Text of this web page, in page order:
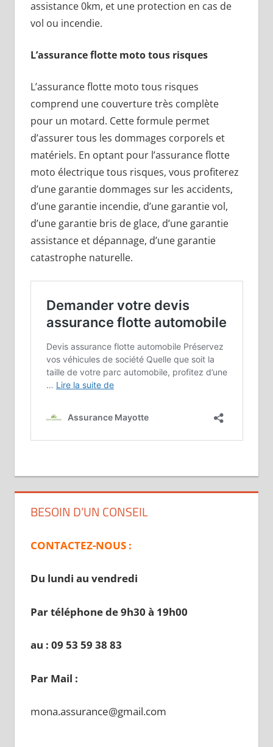
assistance 0km, et une protection en cas de
vol ou incendie.
L’assurance flotte moto tous risques
L’assurance flotte moto tous risques
comprend une couverture très complète
pour un motard. Cette formule permet
d’assurer tous les dommages corporels et
matériels. En optant pour l’assurance flotte
moto électrique tous risques, vous profiterez
d’une garantie dommages sur les accidents,
d’une garantie incendie, d’une garantie vol,
d’une garantie bris de glace, d’une garantie
assistance et dépannage, d’une garantie
catastrophe naturelle.
BESOIN D’UN CONSEIL
CONTACTEZ-NOUS :
Du lundi au vendredi
Par téléphone de 9h30 à 19h00
au : 09 53 59 38 83
Par Mail :
mona.assurance@gmail.com